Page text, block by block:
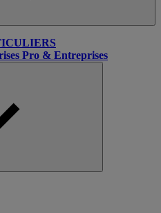
Pro & Entreprises